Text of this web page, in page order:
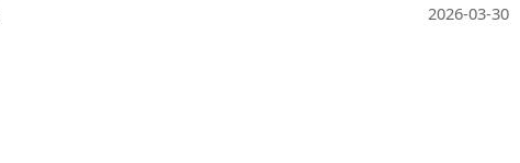
2026-03-30